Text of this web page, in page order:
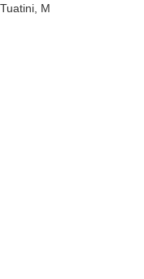
Tuatini, M